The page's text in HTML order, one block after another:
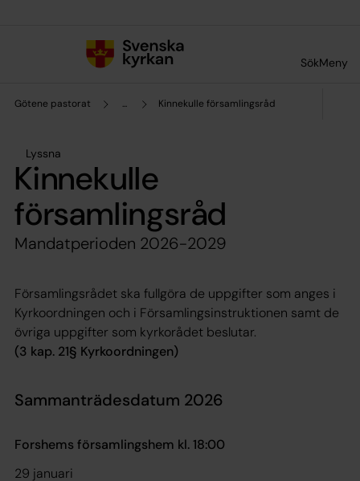
SökMeny
Götene pastorat ... Kinnekulle församlingsråd
Lyssna
Kinnekulle
församlingsråd
Mandatperioden 2026-2029
Församlingsrådet ska fullgöra de uppgifter som anges i
Kyrkoordningen och i Församlingsinstruktionen samt de
övriga uppgifter som kyrkorådet beslutar.
(3 kap. 21§ Kyrkoordningen)
Sammanträdesdatum 2026
Forshems församlingshem kl. 18:00
29 januari